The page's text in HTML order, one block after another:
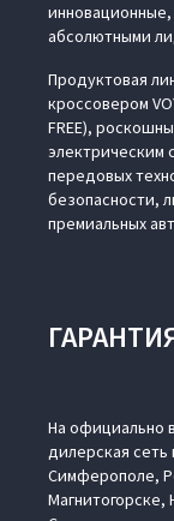
абсолютными
Продуктовая
кроссовером
FREE),
электрическим
передовых
безопасности,
премиальных
На официально
дилерская
Симферополе,